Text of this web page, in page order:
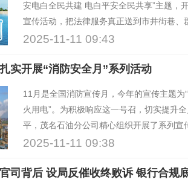
安电白全民共建 电白平安全民共享”主题，
宣传活动，把法律服务真正送到市井街巷、
2025-11-11 09:43
实开展“消防安全月”系列活动
11月是全国消防宣传月，今年的宣传主题
火用电”。为积极响应这一号召，切实提升
平，茂名石油分公司精心组织开展了系列
节，全面加强消防宣传教育培训，落实消
2025-11-11 09:38
司背后 设局反催收终败诉 银行合规